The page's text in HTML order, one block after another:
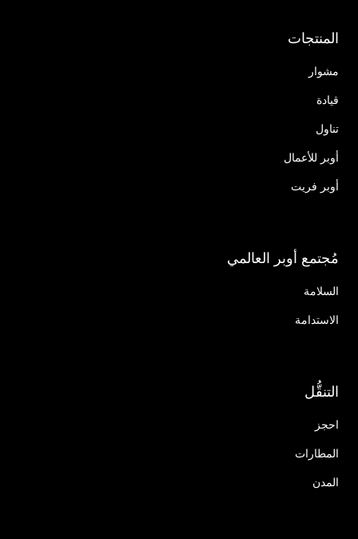
المنتجات
مشوار
قيادة
تناول
أوبر للأعمال
أوبر فريت
مُجتمع أوبر العالمي
السلامة
الاستدامة
التنقُّل
احجز
المطارات
المدن